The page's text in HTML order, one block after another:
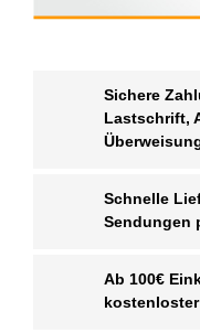
Sichere
Lastschrift,
Schnelle
Sendungen
Ab 100€